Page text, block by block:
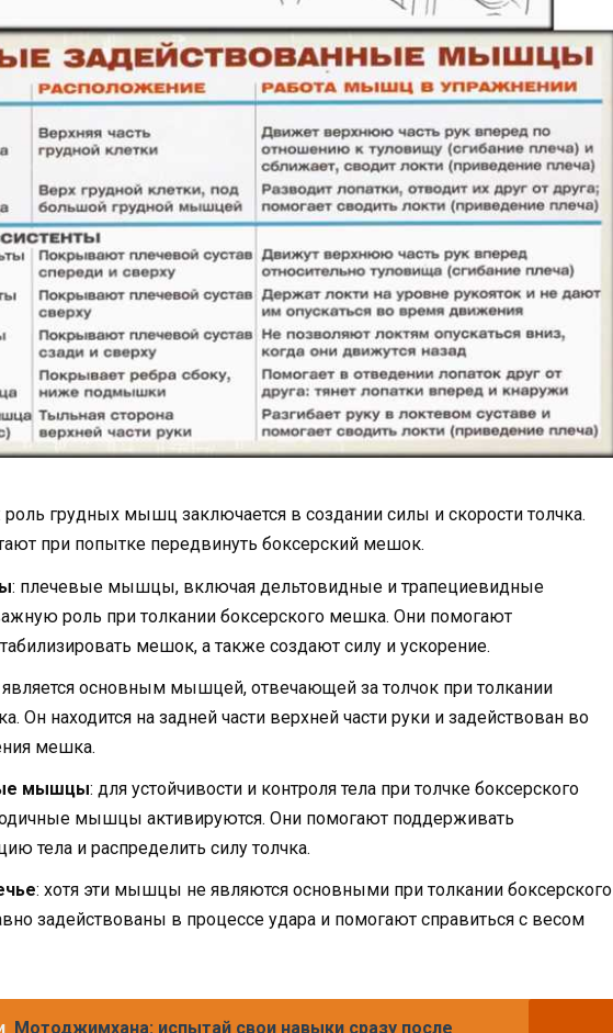
роль грудных мышц заключается в создании силы и скорости толчка.
при попытке передвинуть боксерский мешок.
: плечевые мышцы, включая дельтовидные и трапециевидные
роль при толкании боксерского мешка. Они помогают
мешок, а также создают силу и ускорение.
является основным мышцей, отвечающей за толчок при толкании
Он находится на задней части верхней части руки и задействован во
мешка.
мышцы: для устойчивости и контроля тела при толчке боксерского
мышцы активируются. Они помогают поддерживать
тела и распределить силу толчка.
: хотя эти мышцы не являются основными при толкании боксерского
задействованы в процессе удара и помогают справиться с весом
Мотоджимхана: испытай свои навыки сразу после